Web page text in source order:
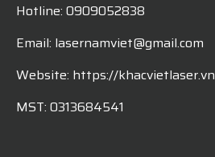
Hotline: 0909052838
Email: lasernamviet@gmail.com
Website: https://khacvietlaser.vn
MST: 0313684541